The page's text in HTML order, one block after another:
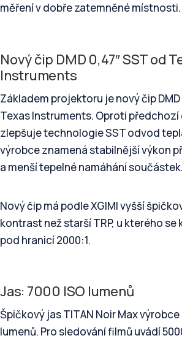
měření v dobře zatemněné místnosti.
Nový čip DMD 0,47″ SST od
Instruments
Základem projektoru je nový čip DMD
Texas Instruments. Oproti předchozí
zlepšuje technologie SST odvod
výrobce znamená stabilnější výkon
a menší tepelné namáhání součástek.
Nový čip má podle XGIMI vyšší
kontrast než starší TRP, u kterého
pod hranicí 2000:1.
Jas: 7000 ISO lumenů
Špičkový jas TITAN Noir Max výrobce
lumenů. Pro sledování filmů uvádí